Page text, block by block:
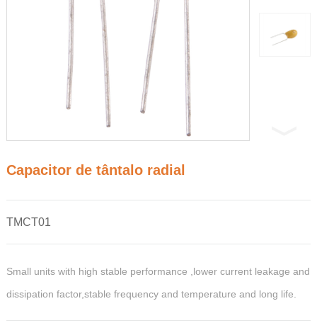
Capacitor de tântalo radial
TMCT01
Small units with high stable performance ,lower current leakage and
dissipation factor,stable frequency and temperature and long life.